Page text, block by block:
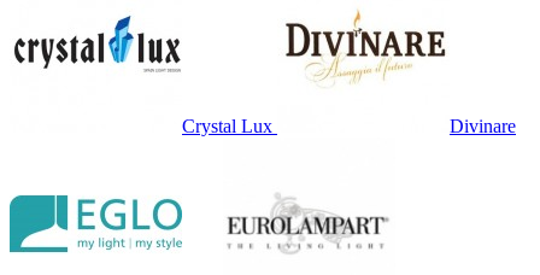
Crystal Lux Divinare